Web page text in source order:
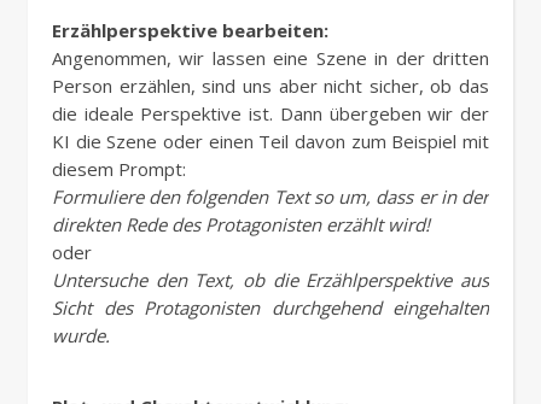
Erzählperspektive bearbeiten:
Angenommen, wir lassen eine Szene in der dritten
Person erzählen, sind uns aber nicht sicher, ob das
die ideale Perspektive ist. Dann übergeben wir der
KI die Szene oder einen Teil davon zum Beispiel mit
diesem Prompt:
Formuliere den folgenden Text so um, dass er in der
direkten Rede des Protagonisten erzählt wird!
oder
Untersuche den Text, ob die Erzählperspektive aus
Sicht des Protagonisten durchgehend eingehalten
wurde.